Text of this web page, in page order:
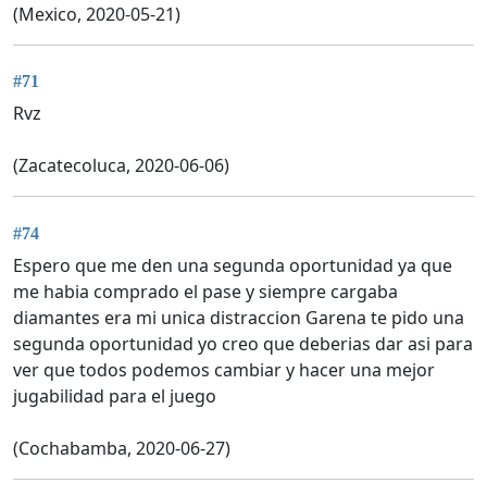
(Mexico, 2020-05-21)
#71
Rvz
(Zacatecoluca, 2020-06-06)
#74
Espero que me den una segunda oportunidad ya que
me habia comprado el pase y siempre cargaba
diamantes era mi unica distraccion Garena te pido una
segunda oportunidad yo creo que deberias dar asi para
ver que todos podemos cambiar y hacer una mejor
jugabilidad para el juego
(Cochabamba, 2020-06-27)